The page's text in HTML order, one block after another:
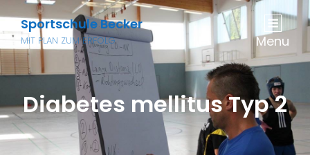
Sportschule Becker
MIT PLAN ZUM ERFOLG Menu
Diabetes mellitus Typ 2